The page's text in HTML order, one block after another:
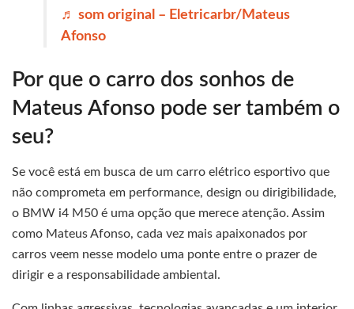
♬ som original – Eletricarbr/Mateus
Afonso
Por que o carro dos sonhos de
Mateus Afonso pode ser também o
seu?
Se você está em busca de um carro elétrico esportivo que
não comprometa em performance, design ou dirigibilidade,
o BMW i4 M50 é uma opção que merece atenção. Assim
como Mateus Afonso, cada vez mais apaixonados por
carros veem nesse modelo uma ponte entre o prazer de
dirigir e a responsabilidade ambiental.